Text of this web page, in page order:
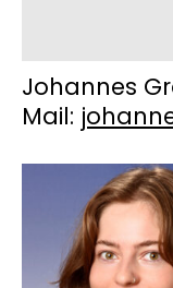
Johannes
Mail: